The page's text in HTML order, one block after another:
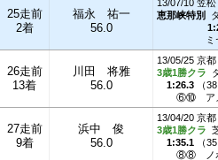
25走前
2着
福永 祐一
56.0
13/07/10 笠
恵那峡特別
26走前
13着
川田 将雅
56.0
13/05/25 京
3歳1勝クラ
1:26.3 （
⑥⑩
ア
27走前
9着
浜中 俊
56.0
13/04/20 京
3歳1勝クラ
1:35.1 （
⑧⑧